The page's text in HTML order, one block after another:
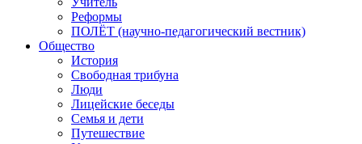
Реформы
ПОЛЁТ (научно-педагогический вестник)
Общество
История
Свободная трибуна
Люди
Лицейские беседы
Семья и дети
Путешествие